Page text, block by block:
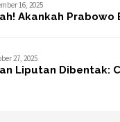
16, 2025
Akankah Prabowo
27, 2025
Liputan Dibentak: